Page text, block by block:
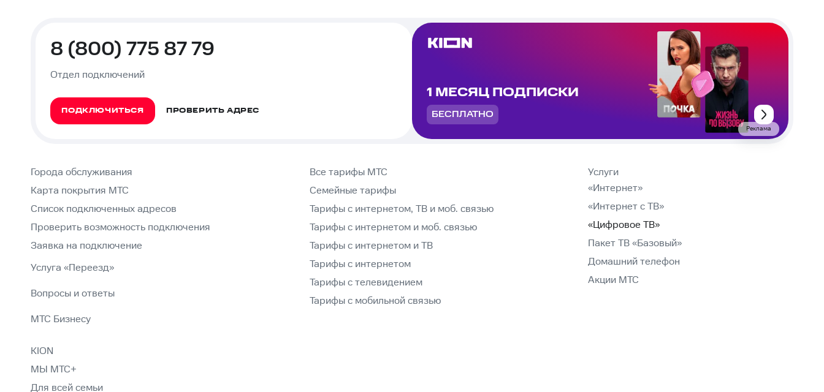
8 (800) 775 87 79
Отдел подключений
ПОДКЛЮЧИТЬСЯ ПРОВЕРИТЬ АДРЕС
1 МЕСЯЦ ПОДПИСКИ
БЕСПЛАТНО
Реклама
Города обслуживания
Карта покрытия МТС
Список подключенных адресов
Проверить возможность подключения
Заявка на подключение
Услуга «Переезд»
Вопросы и ответы
МТС Бизнесу
Все тарифы МТС
Семейные тарифы
Тарифы с интернетом, ТВ и моб. связью
Тарифы с интернетом и моб. связью
Тарифы с интернетом и ТВ
Тарифы с интернетом
Тарифы с телевидением
Тарифы с мобильной связью
Услуги
«Интернет»
«Интернет с ТВ»
«Цифровое ТВ»
Пакет ТВ «Базовый»
Домашний телефон
Акции МТС
KION
МЫ МТС+
Для всей семьи